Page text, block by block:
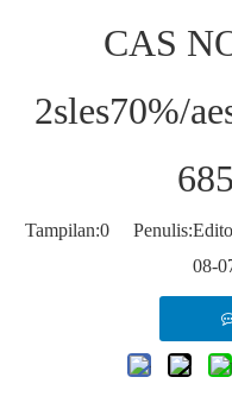
CAS
2sles70%/
Tampilan:0
08-